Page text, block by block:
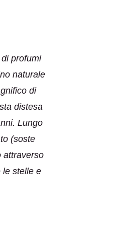
profumi
naturale
di
distesa
Lungo
(soste
attraverso
le stelle e